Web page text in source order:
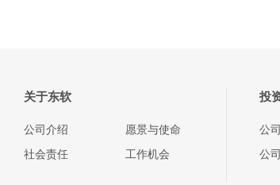
关于东软
公司介绍
愿景与使命
社会责任
工作机会
投
公
公